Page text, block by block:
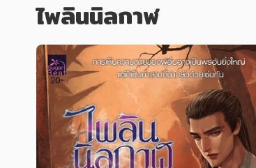
หนังสือออกใหม่
หนังสือยอดนิยม
หนังสือเช่า
อีบุ๊กอ่านฟรี
หนังสือเสียง
โปรโมชั่นลดราคา
หมวดหมู่หนังสือ
อาหาร สุขภาพ การแพทย์
หนังสือออกใหม่
หนังสือยอดนิยม
หนังสือเช่า
อีบุ๊กอ่านฟรี
หนังสือเสียง
โปรโมชั่นลดราคา
หมวดหมู่หนังสือ
อาหาร สุขภาพ การแพทย์
ไพลินนิลกาฬ